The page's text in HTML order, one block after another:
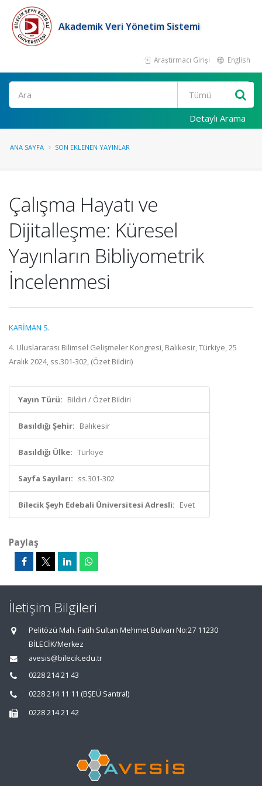
Akademik Veri Yönetim Sistemi
Araştırmacı Girişi English
Ara
Detaylı Arama
ANA SAYFA SON EKLENEN YAYINLAR
Çalışma Hayatı ve
Dijitalleşme: Küresel
Yayınların Bibliyometrik
İncelenmesi
KARİMAN S.
4. Uluslararası Bilimsel Gelişmeler Kongresi, Balıkesir, Türkiye, 25
Aralık 2024, ss.301-302, (Özet Bildiri)
Yayın Türü: Bildiri / Özet Bildiri
Basıldığı Şehir: Balıkesir
Basıldığı Ülke: Türkiye
Sayfa Sayıları: ss.301-302
Bilecik Şeyh Edebali Üniversitesi Adresli: Evet
Paylaş
İletişim Bilgileri
Pelitözü Mah. Fatih Sultan Mehmet Bulvarı No:27 11230
BİLECİK/Merkez
avesis@bilecik.edu.tr
0228 214 21 43
0228 214 11 11 (BŞEÜ Santral)
0228 214 21 42